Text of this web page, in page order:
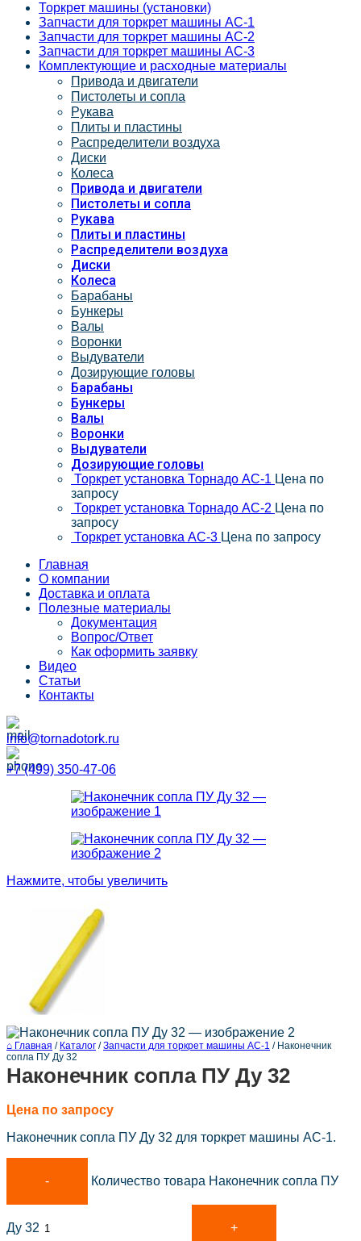
Торкрет машины (установки)
Запчасти для торкрет машины АС-1
Запчасти для торкрет машины АС-2
Запчасти для торкрет машины АС-3
Комплектующие и расходные материалы
Привода и двигатели
Пистолеты и сопла
Рукава
Плиты и пластины
Распределители воздуха
Диски
Колеса
Привода и двигатели
Пистолеты и сопла
Рукава
Плиты и пластины
Распределители воздуха
Диски
Колеса
Барабаны
Бункеры
Валы
Воронки
Выдуватели
Дозирующие головы
Барабаны
Бункеры
Валы
Воронки
Выдуватели
Дозирующие головы
Торкрет установка Торнадо АС-1 Цена по
запросу
Торкрет установка Торнадо АС-2 Цена по
запросу
Торкрет установка АС-3 Цена по запросу
Главная
О компании
Доставка и оплата
Полезные материалы
Документация
Вопрос/Ответ
Как оформить заявку
Видео
Статьи
Контакты
info@tornadotork.ru
+7 (499) 350-47-06
Нажмите, чтобы увеличить
⌂ Главная / Каталог /Запчасти для торкрет машины АС-1 / Наконечник
сопла ПУ Ду 32
Наконечник сопла ПУ Ду 32
Цена по запросу
Наконечник сопла ПУ Ду 32 для торкрет машины АС-1.
Количество товара Наконечник сопла ПУ
Ду 32